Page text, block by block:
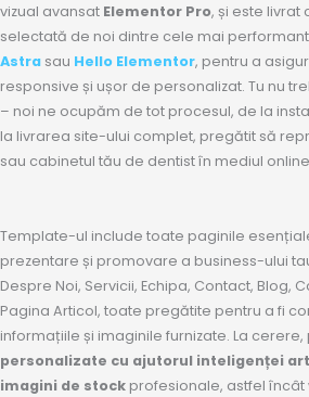
vizual avansat Elementor Pro, și este livrat
selectată de noi dintre cele mai
Astra sau Hello Elementor, pentru a
responsive și ușor de personalizat. Tu nu
– noi ne ocupăm de tot procesul, de la
la livrarea site-ului complet, pregătit să
sau cabinetul tău de dentist în mediul
Template-ul include toate paginile
prezentare și promovare a business-ului
Despre Noi, Servicii, Echipa, Contact, Blog,
Pagina Articol, toate pregătite pentru a fi
informațiile și imaginile furnizate. La
personalizate cu ajutorul inteligenței
imagini de stock profesionale, astfel încât